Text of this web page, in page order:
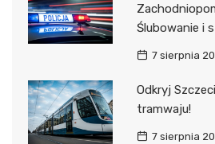
Ślubowanie i
7 sierpnia
Odkryj
tramwaju!
7 sierpnia